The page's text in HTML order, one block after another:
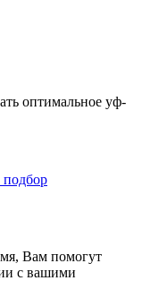
оптимальное уф-
Вам помогут
с вашими